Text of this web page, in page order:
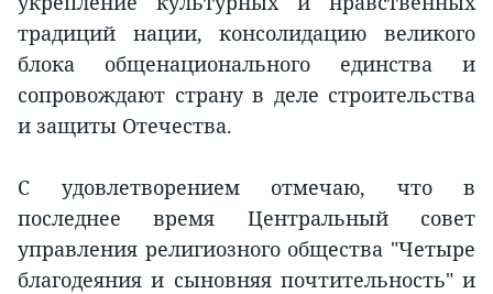
традиций нации, консолидацию великого
блока общенационального единства и
сопровождают страну в деле строительства
и защиты Отечества.
С удовлетворением отмечаю, что в
последнее время Центральный совет
управления религиозного общества "Четыре
благодеяния и сыновняя почтительность" и